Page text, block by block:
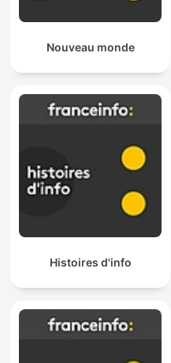
Nouveau monde
Histoires d'info